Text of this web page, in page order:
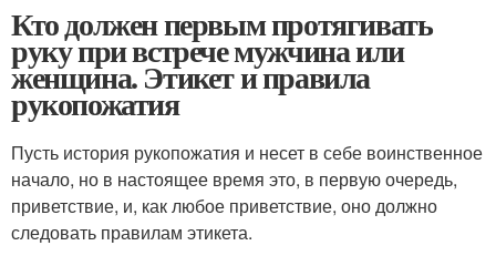
Кто должен первым протягивать
руку при встрече мужчина или
женщина. Этикет и правила
рукопожатия
Пусть история рукопожатия и несет в себе воинственное
начало, но в настоящее время это, в первую очередь,
приветствие, и, как любое приветствие, оно должно
следовать правилам этикета.